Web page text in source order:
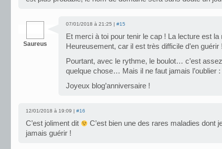
Saureus
07/01/2018 à 21:25 | #15
Et merci à toi pour tenir le cap ! La lecture est
Heureusement, car il est très difficile d’en guérir
Pourtant, avec le rythme, le boulot… c’est
quelque chose… Mais il ne faut jamais l’oublier :
Joyeux blog’anniversaire !
12/01/2018 à 19:09 | #16
C’est joliment dit
C’est bien une des rares maladies dont
jamais guérir !